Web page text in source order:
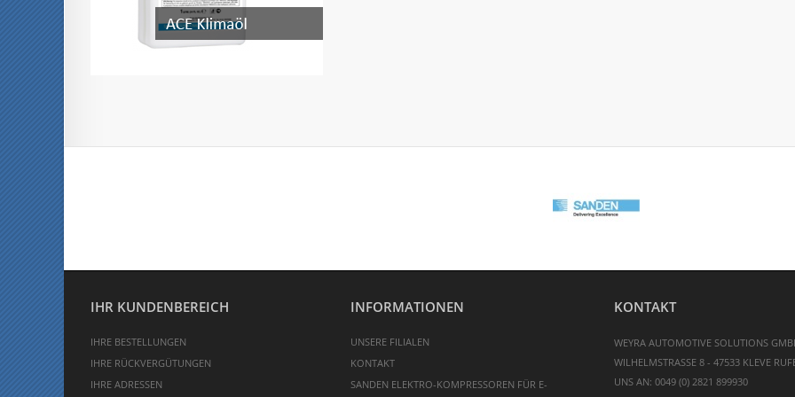
IHR KUNDENBEREICH
IHRE BESTELLUNGEN
IHRE RÜCKVERGÜTUNGEN
IHRE ADRESSEN
INFORMATIONEN
UNSERE FILIALEN
KONTAKT
SANDEN ELEKTRO-KOMPRESSOREN FÜR E-
KONTAKT
WEYRA AUTOMOTIVE SOLUTIONS
WILHELMSTRASSE 8 - 47533 KLEVE
UNS AN: 0049 (0) 2821 899930